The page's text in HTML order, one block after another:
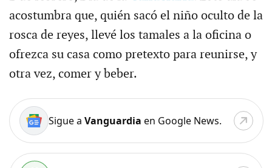
acostumbra que, quién sacó el niño oculto de la
rosca de reyes, llevé los tamales a la oficina o
ofrezca su casa como pretexto para reunirse, y
otra vez, comer y beber.
Sigue a Vanguardia en Google News.